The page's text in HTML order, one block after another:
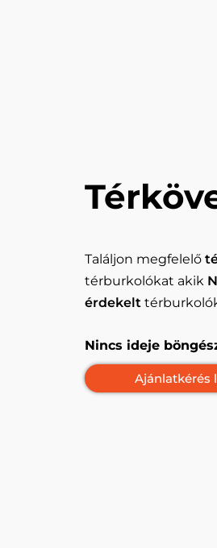
Találjon megfelelő
térburkolókat akik
érdekelt
Nincs ideje